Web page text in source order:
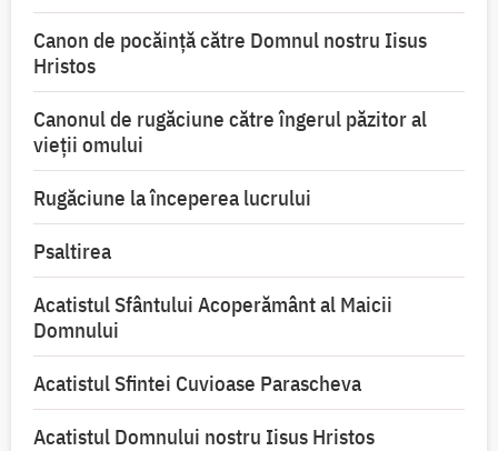
Canon de pocăință către Domnul nostru Iisus
Hristos
Canonul de rugăciune către îngerul păzitor al
vieții omului
Rugăciune la începerea lucrului
Psaltirea
Acatistul Sfântului Acoperământ al Maicii
Domnului
Acatistul Sfintei Cuvioase Parascheva
Acatistul Domnului nostru Iisus Hristos